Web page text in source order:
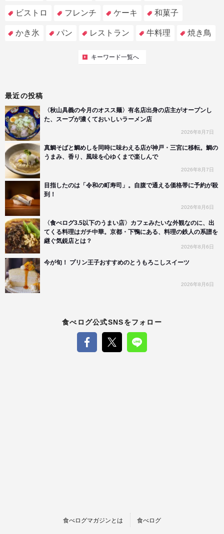
ビストロ フレンチ ケーキ 和菓子
かき氷 パン レストラン 牛料理 焼き鳥
キーワード一覧へ
最近の投稿
〈秋山具義の今月のオスス麺〉有名店出身の店主がオープンし
た、スープが濃くておいしいラーメン店
2026年8月7日
真鯛そばと鯛めしを同時に味わえる店が神戸・三宮に移転。鯛の
うまみ、香り、風味を心ゆくまで楽しんで
2026年8月7日
目指したのは「令和の町寿司」。自腹で通える価格帯に予約が殺
到！
2026年8月6日
〈食べログ3.5以下のうまい店〉カフェみたいな外観なのに、出
てくる料理はガチ中華。京都・下鴨にある、料理の鉄人の系譜を
継ぐ気鋭店とは？
2026年8月6日
今が旬！ プリン王子おすすめのとうもろこしスイーツ
2026年8月6日
食べログ公式SNSをフォロー
食べログマガジンとは 食べログ